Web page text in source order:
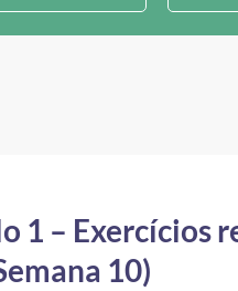
– Exercícios
10)